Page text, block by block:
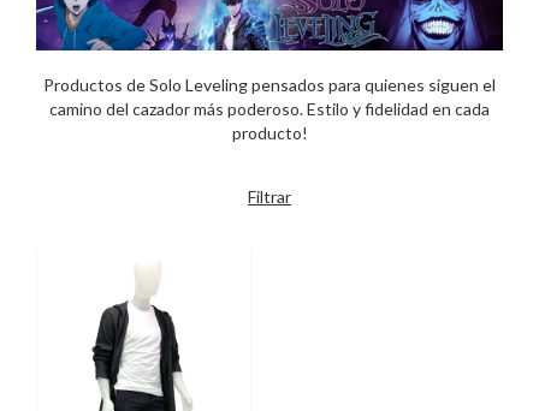
Productos de Solo Leveling pensados para quienes siguen el
camino del cazador más poderoso. Estilo y fidelidad en cada
producto!
Filtrar